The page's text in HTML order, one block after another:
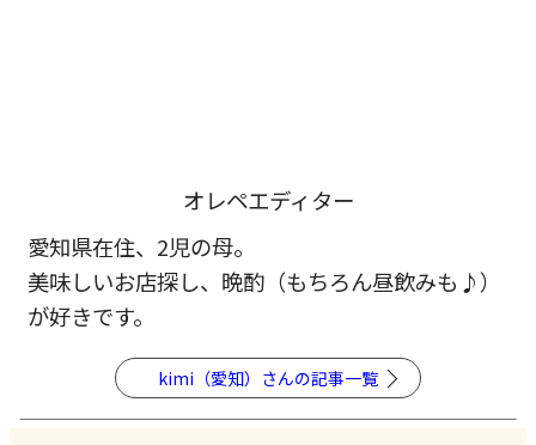
オレペエディター
愛知県在住、2児の母。
美味しいお店探し、晩酌（もちろん昼飲みも♪）
が好きです。
kimi（愛知）さんの記事一覧